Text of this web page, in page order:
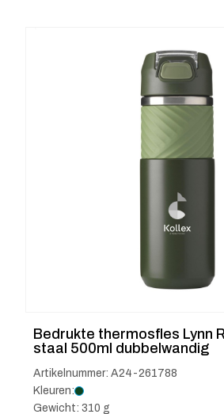
Bedrukte thermosfles Lynn
staal 500ml dubbelwandig
Artikelnummer: A24-261788
Kleuren:
Gewicht: 310 g